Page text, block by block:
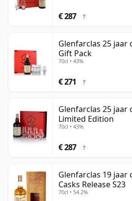
€ 287 ?
Glenfarclas 25 jaar
Gift Pack
70cl • 43%
€ 271 ?
Glenfarclas 25 jaar
Limited Edition
70cl • 43%
€ 287 ?
Glenfarclas 19 jaar
Casks Release S23
70cl • 54.2%